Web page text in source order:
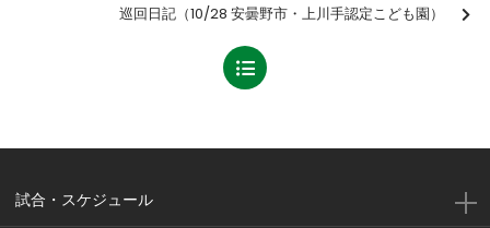
巡回日記（10/28 安曇野市・上川手認定こども園）
試合・スケジュール